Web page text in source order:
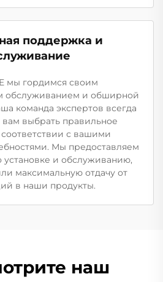
поддержка и
мы гордимся своим
обслуживанием и обширной
команда экспертов всегда
вам выбрать правильное
с вашими
Мы предоставляем
и обслуживанию,
максимальную отдачу от
в наши продукты.
наш